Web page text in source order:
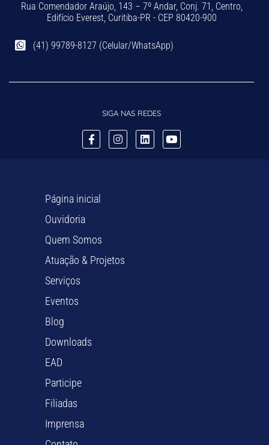
Rua Comendador Araújo, 143 – 7º Andar, Conj. 71, Centro,
Edifício Everest, Curitiba-PR - CEP 80420-900
(41) 99789-8127 (Celular/WhatsApp)
SIGA NAS REDES
Página inicial
Ouvidoria
Quem Somos
Atuação & Projetos
Serviços
Eventos
Blog
Downloads
EAD
Participe
Filiadas
Imprensa